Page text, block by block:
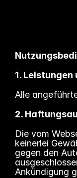
1. Leistungen
Alle
2.
Die vom
keinerlei
gegen den
Ankündigung